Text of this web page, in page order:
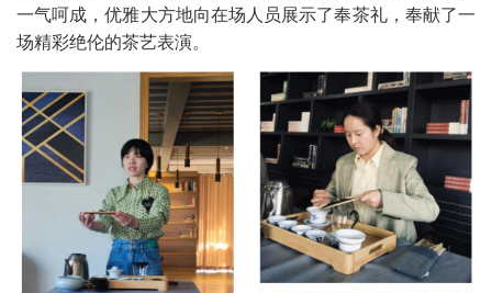
一气呵成，优雅大方地向在场人员展示了奉茶礼，奉献了一
场精彩绝伦的茶艺表演。